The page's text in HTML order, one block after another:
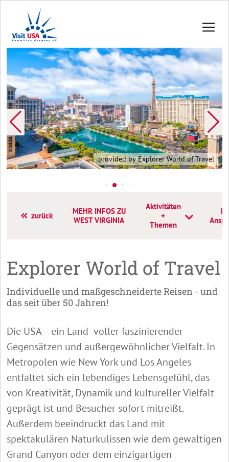
provided by Explorer World of Travel
zurück
MEHR INFOS ZU
WEST VIRGINIA
Aktivitäten
+
Themen
Explorer World of Travel
Individuelle und maßgeschneiderte Reisen - und
das seit über 50 Jahren!
Die USA – ein Land voller faszinierender
Gegensätzen und außergewöhnlicher Vielfalt. In
Metropolen wie New York und Los Angeles
entfaltet sich ein lebendiges Lebensgefühl, das
von Kreativität, Dynamik und kultureller Vielfalt
geprägt ist und Besucher sofort mitreißt.
Außerdem beeindruckt das Land mit
spektakulären Naturkulissen wie dem gewaltigen
Grand Canyon oder dem einzigartigen